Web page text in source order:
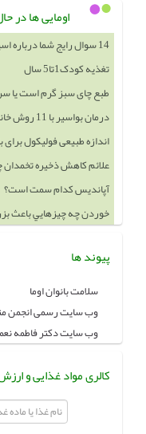
اومایی ها در
14 سوال رایج شما درباره اسپرم
تغذیه کودک1تا5 سال
طبع چای سبز گرم است یا
درمان بواسیر با 11 روش خانگی و 15 روش طب سنتی
اندازه طبیعی فولیکول برای
علائم کاهش ذخیره
آپاندیس کدام سمت است؟
خوردن چه چيزهايي باعث
پیوند ها
سلامت بانوان اوما
وب سایت رسمی انجمن
وب سایت دکتر فاطمه
کالری مواد غذایی و